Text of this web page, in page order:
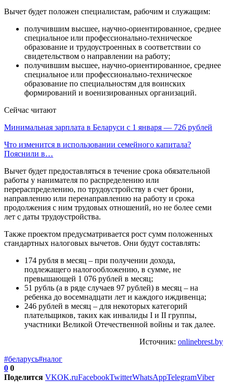
Вычет будет положен специалистам, рабочим и служащим:
получившим высшее, научно-ориентированное, среднее
специальное или профессионально-техническое
образование и трудоустроенных в соответствии со
свидетельством о направлении на работу;
получившим высшее, научно-ориентированное, среднее
специальное или профессионально-техническое
образование по специальностям для воинских
формирований и военизированных организаций.
Сейчас читают
Минимальная зарплата в Беларуси с 1 января — 726 рублей
Что изменится в использовании семейного капитала?
Пояснили в…
Вычет будет предоставляться в течение срока обязательной
работы у нанимателя по распределению или
перераспределению, по трудоустройству в счет брони,
направлению или перенаправлению на работу и срока
продолжения с ним трудовых отношений, но не более семи
лет с даты трудоустройства.
Также проектом предусматривается рост сумм положенных
стандартных налоговых вычетов. Они будут составлять:
174 рубля в месяц – при получении дохода,
подлежащего налогообложению, в сумме, не
превышающей 1 076 рублей в месяц;
51 рубль (а в ряде случаев 97 рублей) в месяц – на
ребенка до восемнадцати лет и каждого иждивенца;
246 рублей в месяц – для некоторых категорий
плательщиков, таких как инвалиды I и II группы,
участники Великой Отечественной войны и так далее.
Источник: onlinebrest.by
#беларусь#налог
0 0
Поделится VKOK.ruFacebookTwitterWhatsAppTelegramViber